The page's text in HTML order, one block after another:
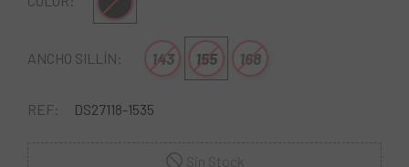
ANCHO SILLÍN: 143 155 168
REF: DS27118-1535